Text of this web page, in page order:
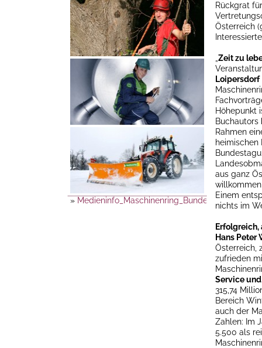
»
Rückgrat
Österreich
Zeit zu
Loipersdorf
Höhepunkt
Buchautors
Rahmen
heimischen
aus ganz
Einem
nichts im
Hans Peter
Österreich,
zufrieden
Service
315,74
Bereich
auch der
Zahlen: Im
5.500 als